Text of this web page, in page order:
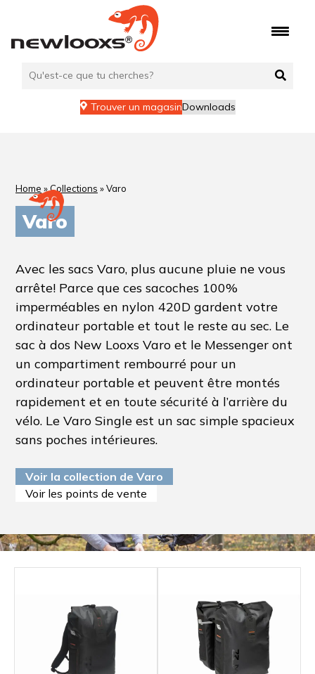
Trouver un magasinDownloads
Home »Collections »Varo
Varo
Avec les sacs Varo, plus aucune pluie ne vous
arrête! Parce que ces sacoches 100%
imperméables en nylon 420D gardent votre
ordinateur portable et tout le reste au sec. Le
sac à dos New Looxs Varo et le Messenger ont
un compartiment rembourré pour un
ordinateur portable et peuvent être montés
rapidement et en toute sécurité à l’arrière du
vélo. Le Varo Single est un sac simple spacieux
sans poches intérieures.
Voir la collection de Varo
Voir les points de vente